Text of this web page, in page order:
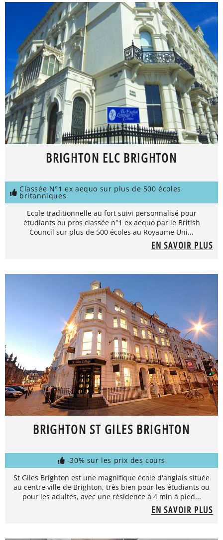
BRIGHTON ELC BRIGHTON
Classée N°1 ex aequo sur plus de 500 écoles
britanniques
Ecole traditionnelle au fort suivi personnalisé pour
étudiants ou pros classée n°1 ex aequo par le British
Council sur plus de 500 écoles au Royaume Uni...
EN SAVOIR PLUS
BRIGHTON ST GILES BRIGHTON
-30% sur les prix des cours
St Giles Brighton est une magnifique école d'anglais située
au centre ville de Brighton, très bien pour les étudiants ou
pour les adultes, avec une résidence à 4 min à pied...
EN SAVOIR PLUS